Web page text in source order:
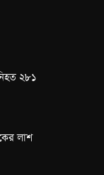
২৮১
লাশ